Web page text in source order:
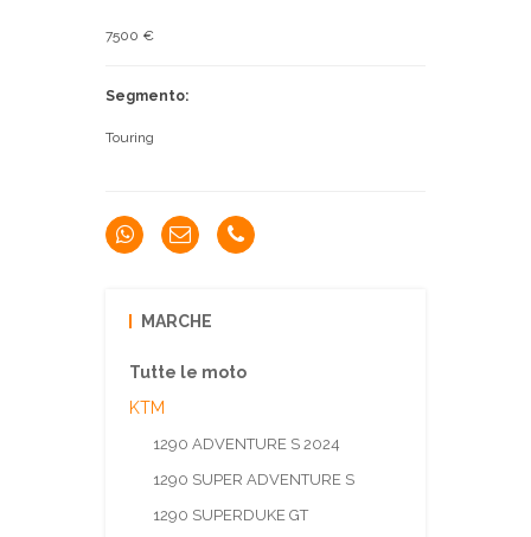
7500 €
Segmento:
Touring
MARCHE
Tutte le moto
KTM
1290 ADVENTURE S 2024
1290 SUPER ADVENTURE S
1290 SUPERDUKE GT